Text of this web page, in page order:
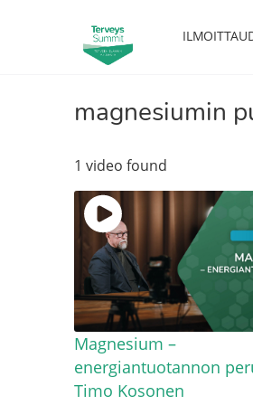
magnesiumin
1 video found
Magnesium –
energiantuotannon
Timo Kosonen